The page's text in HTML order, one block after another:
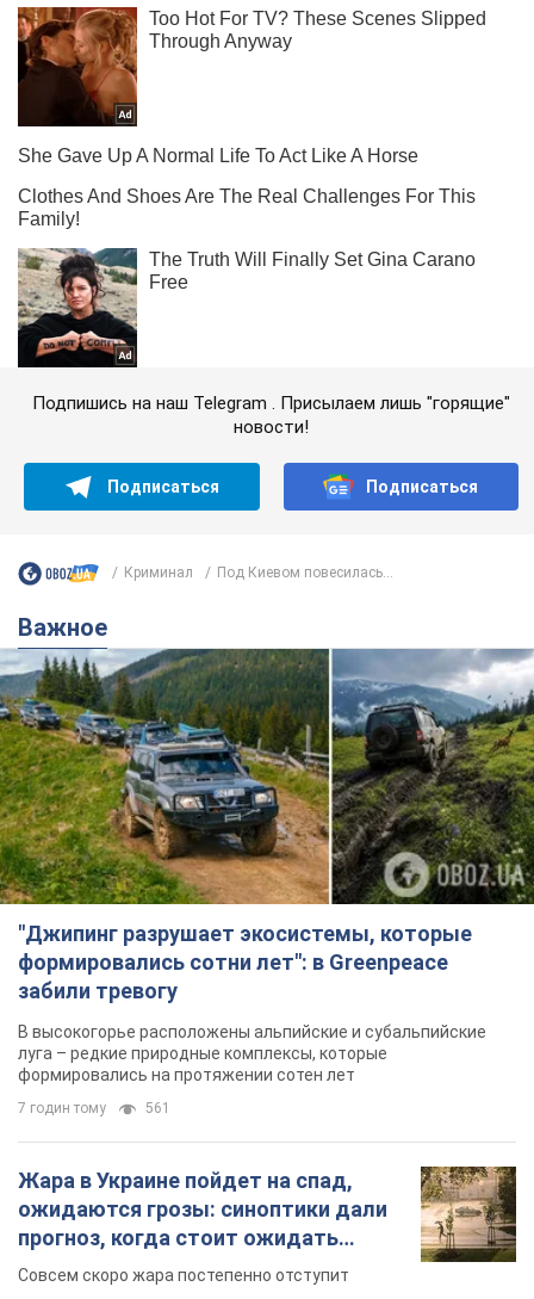
Подпишись на наш Telegram . Присылаем лишь "горящие"
новости!
Подписаться Подписаться
Криминал Под Киевом повесилась...
Важное
"Джипинг разрушает экосистемы, которые
формировались сотни лет": в Greenpeace
забили тревогу
В высокогорье расположены альпийские и субальпийские
луга – редкие природные комплексы, которые
формировались на протяжении сотен лет
7 годин тому 561
Жара в Украине пойдет на спад,
ожидаются грозы: синоптики дали
прогноз, когда стоит ожидать
изменения погоды
Совсем скоро жара постепенно отступит